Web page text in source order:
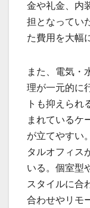
金や礼金、内
担となってい
た費用を大幅
また、電気・
理が一元的に
トも抑えられ
まれているケ
が立てやすい
タルオフィス
いる。個室型
スタイルに合
合わせやリモ